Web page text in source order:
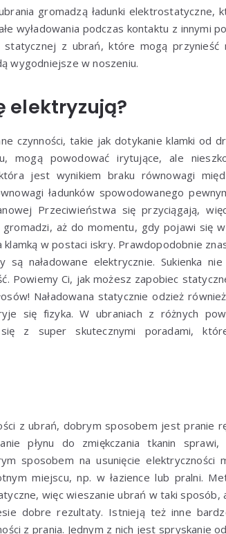
gromadzą ładunki elektrostatyczne,
wyładowania podczas kontaktu z innymi
z ubrań, które mogą przynieść
wygodniejsze w noszeniu.
elektryzują?
czynności, takie jak dotykanie klamki od
mogą powodować irytujące, ale
jest wynikiem braku równowagi
ładunków spowodowanego
Przeciwieństwa się przyciągają,
aż do momentu, gdy pojawi się
klamką w postaci iskry. Prawdopodobnie
naładowane elektrycznie. Sukienka
Powiemy Ci, jak możesz zapobiec
Naładowana statycznie odzież
się fizyka. W ubraniach z różnych
z super skutecznymi poradami,
z ubrań, dobrym sposobem jest pranie
płynu do zmiękczania tkanin
sposobem na usunięcie elektryczności
miejscu, np. w łazience lub pralni.
więc wieszanie ubrań w taki sposób,
dobre rezultaty. Istnieją też inne
z prania. Jednym z nich jest spryskanie